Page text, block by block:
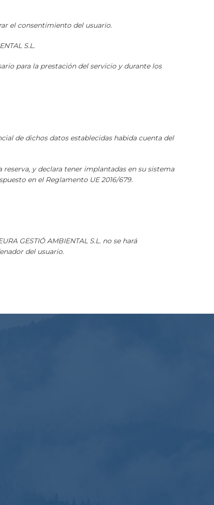
el consentimiento del usuario.
S.L.
para la prestación del servicio y durante los
de dichos datos establecidas habida cuenta del
reserva, y declara tener implantadas en su sistema
en el Reglamento UE 2016/679.
GESTIÓ AMBIENTAL S.L. no se hará
del usuario.